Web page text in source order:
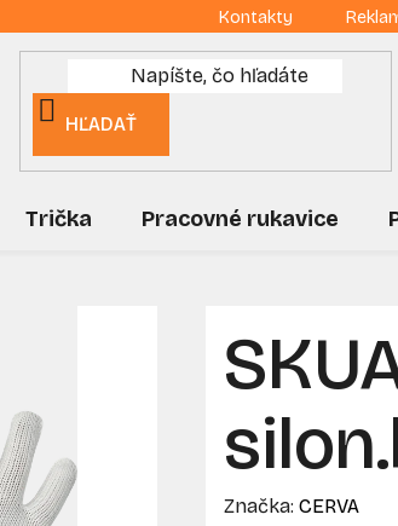
Kontakty
HĽADAŤ
Trička Pracovné rukavice
Značka: CERVA